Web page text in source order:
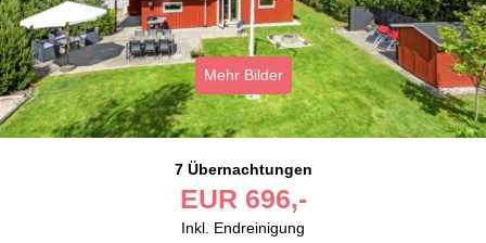
Mehr Bilder
7 Übernachtungen
EUR 696,-
Inkl. Endreinigung